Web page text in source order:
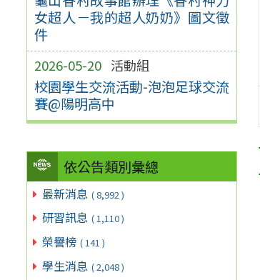
女超人－我的超人奶奶》圖文徵
件
2026-05-20 活動組
校園學生交流活動-泡泡足球交流
賽@陽明高中
依公告類別彙總
最新消息 ( 8,992 )
研習訊息 ( 1,110 )
榮譽榜 ( 141 )
學生消息 ( 2,048 )